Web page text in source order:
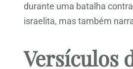
durante uma batalha
israelita, mas também
Versículos